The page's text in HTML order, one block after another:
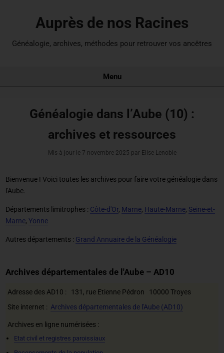
Auprès de nos Racines
Généalogie, archives, méthodes pour retrouver vos ancêtres
Menu
Généalogie dans l’Aube (10) :
archives et ressources
Mis à jour le 7 novembre 2025 par Elise Lenoble
Bienvenue ! Voici toutes les archives pourfaire votre généalogie dans
l'Aube.
Départements limitrophes : Côte-d'Or, Marne, Haute-Marne, Seine-et-
Marne, Yonne
Autres départements : Grand Annuaire de la Généalogie
Archives départementales de l'Aube – AD10
Adresse des AD10 : 131, rue Etienne Pédron 10000 Troyes
Site internet : Archives départementales de l'Aube (AD10)
Archives en ligne numérisées :
Etat civil et registres paroissiaux